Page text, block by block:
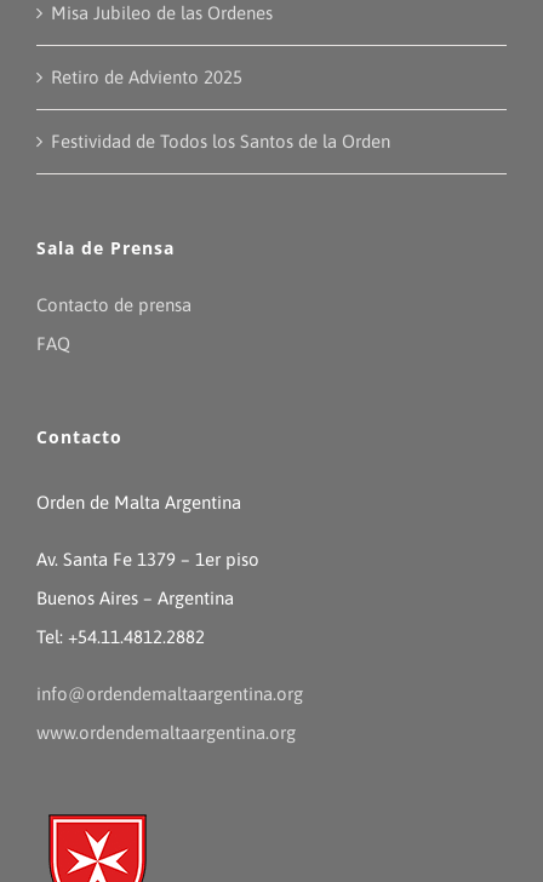
Misa Jubileo de las Ordenes
Retiro de Adviento 2025
Festividad de Todos los Santos de la Orden
Sala de Prensa
Contacto de prensa
FAQ
Contacto
Orden de Malta Argentina
Av. Santa Fe 1379 – 1er piso
Buenos Aires – Argentina
Tel: +54.11.4812.2882
info@ordendemaltaargentina.org
www.ordendemaltaargentina.org